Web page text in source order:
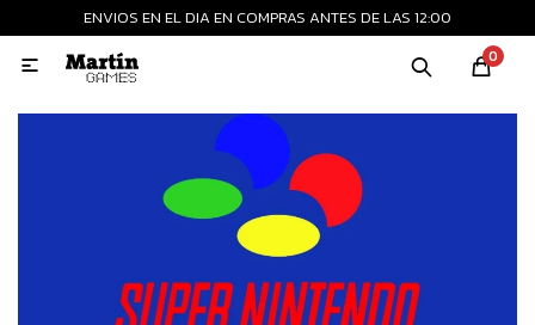
ENVIOS EN EL DIA EN COMPRAS ANTES DE LAS 12:00
0

MI CUENTA
Consolas nuevas
Consolas recertificadas